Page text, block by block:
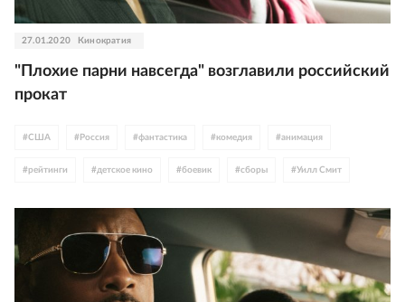
27.01.2020 Кинократия
"Плохие парни навсегда" возглавили российский
прокат
#США # Россия #фантастика #комедия #анимация
#рейтинги #детское кино #боевик #сборы #Уилл Смит